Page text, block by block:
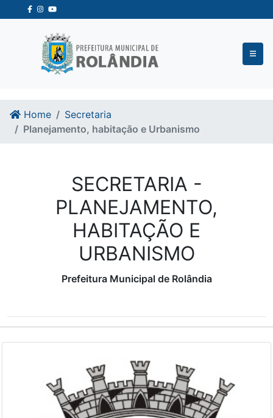
Ir para o conteudo
Ir para o fim do conteudo
Home
Secretaria
Planejamento, habitação e Urbanismo
SECRETARIA -
PLANEJAMENTO,
HABITAÇÃO E
URBANISMO
Prefeitura Municipal de Rolândia